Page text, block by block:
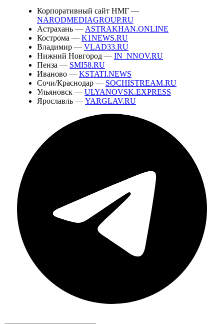
Корпоративный сайт НМГ —
NARODMEDIAGROUP.RU
Астрахань — ASTRAKHAN.ONLINE
Кострома — K1NEWS.RU
Владимир — VLAD33.RU
Нижний Новгород — IN_NNOV.RU
Пенза — SMI58.RU
Иваново — KSTATI.NEWS
Сочи/Краснодар — SOCHISTREAM.RU
Ульяновск — ULYANOVSK.EXPRESS
Ярославль — YARGLAV.RU